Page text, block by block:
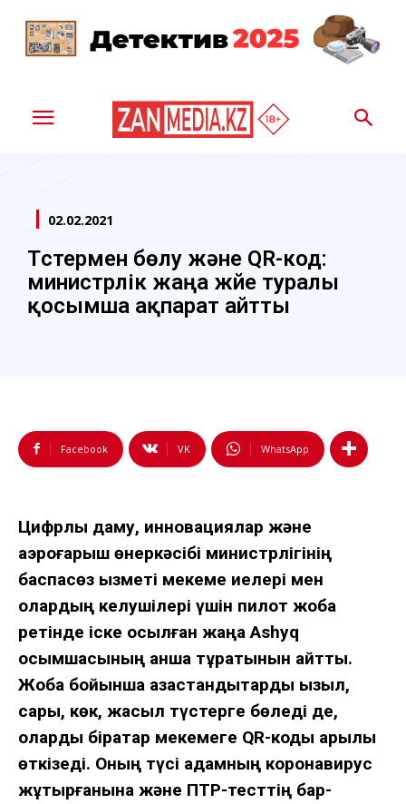
02.02.2021
Түстермен бөлу және QR-код:
министрлік жаңа жүйе туралы
қосымша ақпарат айтты
Facebook VK WhatsApp
Цифрлық даму, инновациялар және
аэроғарыш өнеркәсібі министрлігінің
баспасөз қызметі мекеме иелері мен
олардың келушілері үшін пилот жоба
ретінде іске қосылған жаңа Ashyq
қосымшасының қанша тұратынын айтты.
Жоба бойынша қазақстандықтарды қызыл,
сары, көк, жасыл түстерге бөледі де,
оларды бірқатар мекемеге QR-коды арқылы
өткізеді. Оның түсі адамның коронавирус
жұқтырғанына және ПТР-тесттің бар-